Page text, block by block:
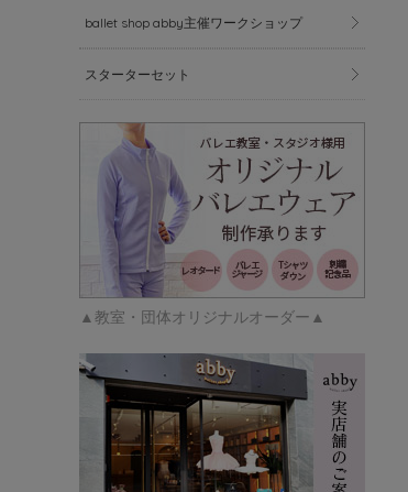
ballet shop abby主催ワークショップ
スターターセット
▲教室・団体オリジナルオーダー▲